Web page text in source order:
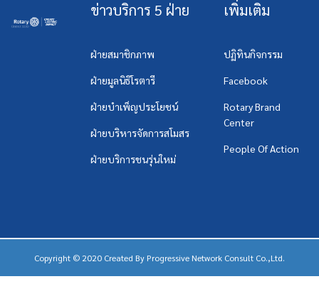
ข่าวบริการ 5 ฝ่าย
ฝ่ายสมาชิกภาพ
ฝ่ายมูลนิธิโรตารี
ฝ่ายบำเพ็ญประโยชน์
ฝ่ายบริหารจัดการสโมสร
ฝ่ายบริการชนรุ่นใหม่
เพิ่มเติม
ปฏิทินกิจกรรม
Facebook
Rotary Brand
Center
People Of Action
Copyright © 2020 Created By Progressive Network Consult Co.,Ltd.